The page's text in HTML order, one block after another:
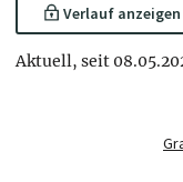
Verlauf anzeigen
Aktuell, seit